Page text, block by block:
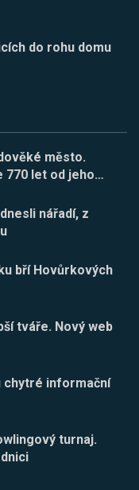
do rohu domu
město.
770 let od jeho…
nářadí, z
bří Hovůrkových
tváře. Nový web
chytré informační
turnaj.